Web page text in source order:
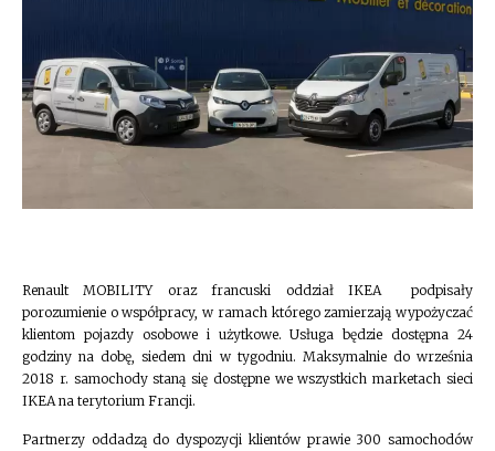
Renault MOBILITY oraz francuski oddział IKEA podpisały
porozumienie o współpracy, w ramach którego zamierzają wypożyczać
klientom pojazdy osobowe i użytkowe. Usługa będzie dostępna 24
godziny na dobę, siedem dni w tygodniu. Maksymalnie do września
2018 r. samochody staną się dostępne we wszystkich marketach sieci
IKEA na terytorium Francji.
Partnerzy oddadzą do dyspozycji klientów prawie 300 samochodów